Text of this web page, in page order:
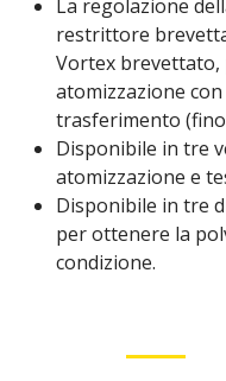
La regolazione
restrittore
Vortex
atomizzazione
trasferimento (fino
Disponibile in tre
atomizzazione e
Disponibile in tre
per ottenere la
condizione.